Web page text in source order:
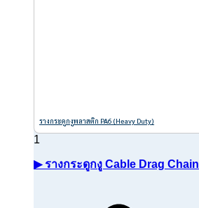
รางกระดูกงูพลาสติก PA6 (Heavy Duty)
▶ รางกระดูกงู Cable Drag Chain